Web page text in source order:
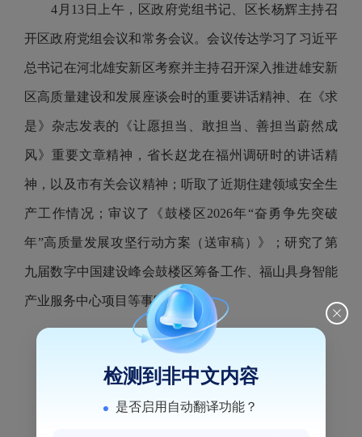
4月13日上午，区政府党组书记、区长杨辉主持召
开区政府党组会议和常务会议。会议传达学习了习近平
总书记在河北雄安新区考察并主持召开深入推进雄安新
区高质量建设和发展座谈会时的重要讲话精神、在《求
是》杂志发表的《让愿担当、敢担当、善担当蔚然成
风》重要文章精神，省长赵龙在福州调研时的讲话精
神，以及市有关会议精神；听取了近期住建领域安全生
产工作情况；审议了《鼓楼区2026年“奋勇争先突破
年”高质量发展攻坚行动方案（送审稿）》；研究了第
九届数字中国建设峰会鼓楼区筹备工作、福山具身智能
产业服务中心项目等事宜。
检测到非中文内容
是否启用自动翻译功能？